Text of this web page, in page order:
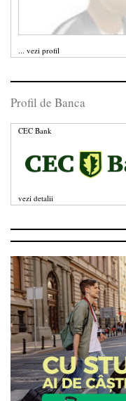
... vezi profil
Profil de Banca
CEC Bank
vezi detalii